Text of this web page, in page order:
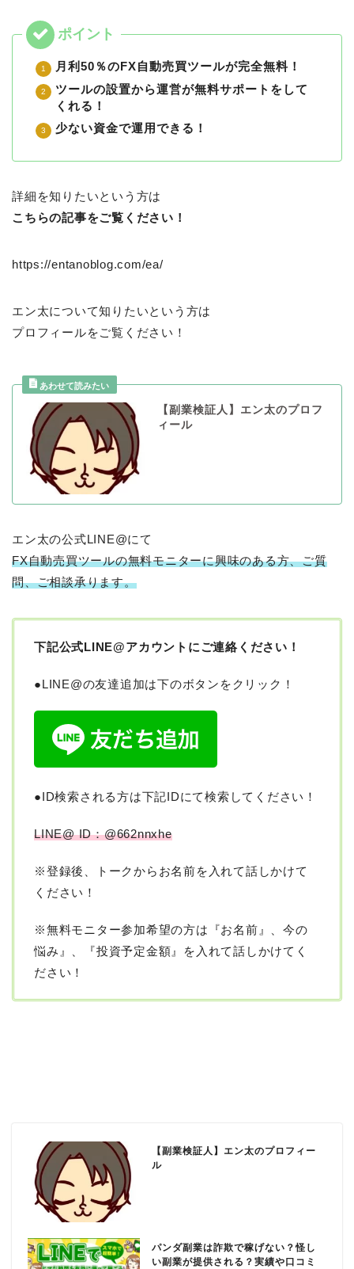
月利50％のFX自動売買ツールが完全無料！
ツールの設置から運営が無料サポートをして
くれる！
少ない資金で運用できる！
詳細を知りたいという方は
こちらの記事をご覧ください！
https://entanoblog.com/ea/
エン太について知りたいという方は
プロフィールをご覧ください！
【副業検証人】エン太のプロフ
ィール
エン太の公式LINE@にて
FX自動売買ツールの無料モニターに興味のある方、ご質
問、ご相談承ります。
下記公式LINE@アカウントにご連絡ください！
●LINE@の友達追加は下のボタンをクリック！
●ID検索される方は下記IDにて検索してください！
LINE@ ID：@662nnxhe
※登録後、トークからお名前を入れて話しかけて
ください！
※無料モニター参加希望の方は『お名前』、今の
悩み』、『投資予定金額』を入れて話しかけてく
ださい！
【副業検証人】エン太のプロフィー
ル
パンダ副業は詐欺で稼げない？怪し
い副業が提供される？実績や口コミ